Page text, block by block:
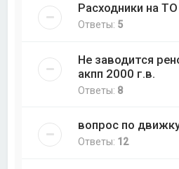
Расходники на ТО
Ответы: 5
Не заводится
акпп 2000 г.в.
Ответы: 8
вопрос по
Ответы: 12